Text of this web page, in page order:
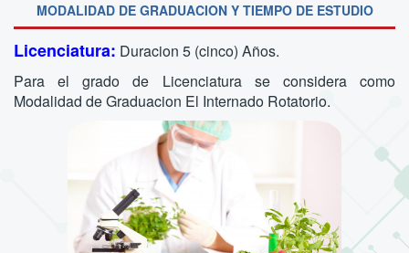
MODALIDAD DE GRADUACION Y TIEMPO DE ESTUDIO
Licenciatura: Duracion 5 (cinco) Años.
Para el grado de Licenciatura se considera como
Modalidad de Graduacion El Internado Rotatorio.